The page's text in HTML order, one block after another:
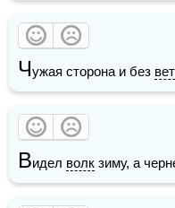
Чужая сторона и без
Видел волк зиму, а